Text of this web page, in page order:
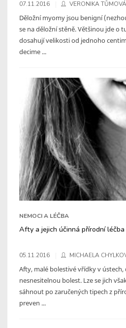
07.11.2016 VERONIKA TŮMOVÁ
Děložní myomy jsou benigní
se na děložní stěně. Většinou jde o
dosahují velikosti od jednoho
decime ...
NEMOCI A LÉČBA
Afty a jejich účinná přírodní léčba
05.11.2016 MICHAELA
Afty, malé bolestivé vřídky v
nesnesitelnou bolest. Lze se jich
sáhnout po zaručených tipech z
preven ...